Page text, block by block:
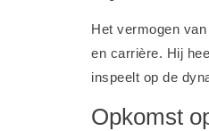
Het vermogen
en carrière. Hij
inspeelt op de
Opkomst